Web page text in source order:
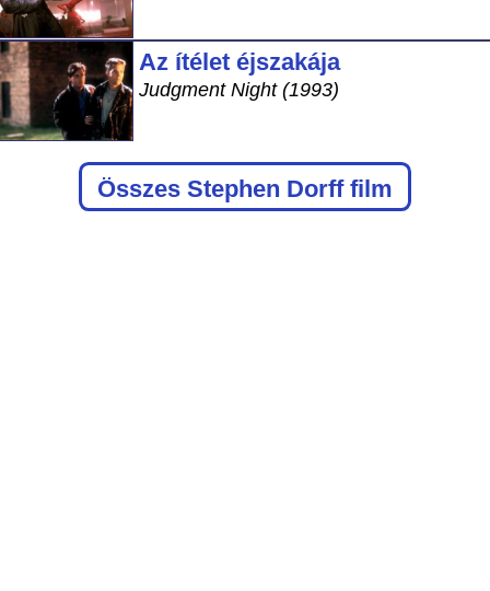
Az ítélet éjszakája
Judgment Night (1993)
Összes Stephen Dorff film